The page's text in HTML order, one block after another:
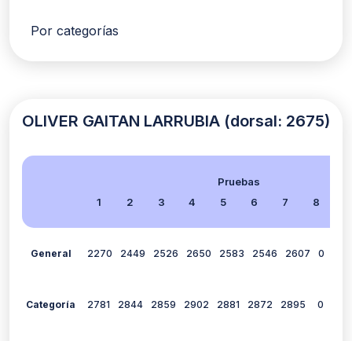
Por categorías
OLIVER GAITAN LARRUBIA (dorsal: 2675)
Pruebas
1
2 3 4 5 6 7 8
General 2270 2449 2526 2650 2583 2546 2607 0
Categoría 2781 2844 2859 2902 2881 2872 2895 0